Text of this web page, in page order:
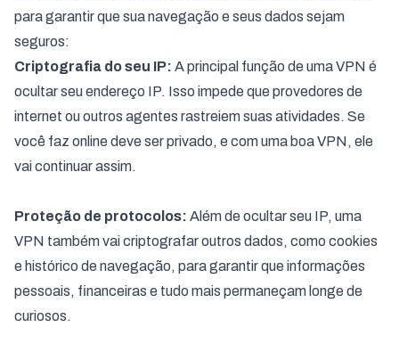
para garantir que sua navegação e seus dados sejam
seguros:
Criptografia do seu IP: A principal função de uma VPN é
ocultar seu endereço IP. Isso impede que provedores de
internet ou outros agentes rastreiem suas atividades. Se
você faz online deve ser privado, e com uma boa VPN, ele
vai continuar assim.
Proteção de protocolos: Além de ocultar seu IP, uma
VPN também vai criptografar outros dados, como cookies
e histórico de navegação, para garantir que informações
pessoais, financeiras e tudo mais permaneçam longe de
curiosos.